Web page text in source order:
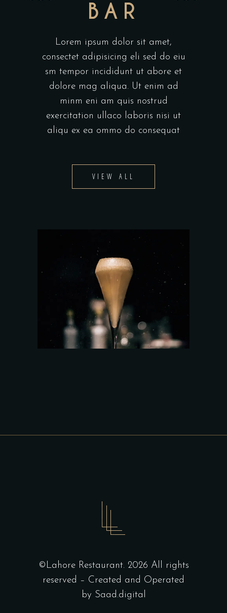
BAR
Lorem ipsum dolor sit amet,
consectet adipisicing eli sed do eiu
sm tempor incididunt ut abore et
dolore mag aliqua. Ut enim ad
minm eni am quis nostrud
exercitation ullaco laboris nisi ut
aliqu ex ea ommo do consequat
VIEW ALL
©Lahore Restaurant. 2026 All rights
reserved – Created and Operated
by Saad.digital